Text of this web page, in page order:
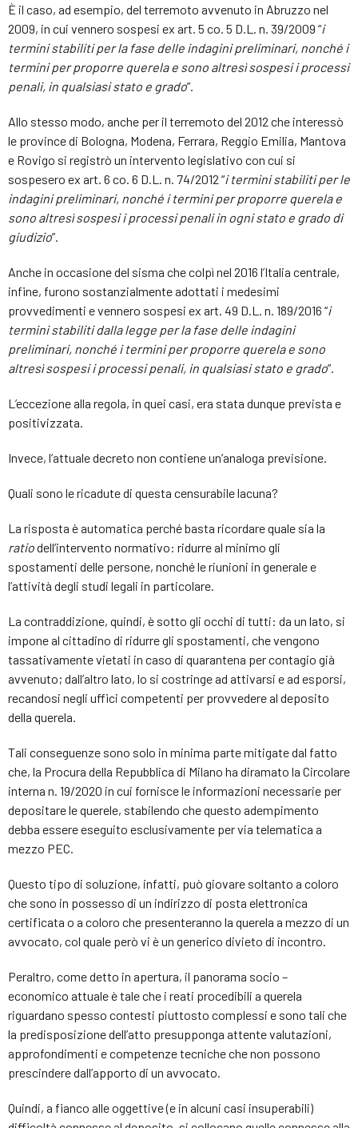
È il caso, ad esempio, del terremoto avvenuto in Abruzzo nel
2009, in cui vennero sospesi ex art. 5 co. 5 D.L. n. 39/2009 “i
termini stabiliti per la fase delle indagini preliminari, nonché i
termini per proporre querela e sono altresì sospesi i processi
penali, in qualsiasi stato e grado”.
Allo stesso modo, anche per il terremoto del 2012 che interessò
le province di Bologna, Modena, Ferrara, Reggio Emilia, Mantova
e Rovigo si registrò un intervento legislativo con cui si
sospesero ex art. 6 co. 6 D.L. n. 74/2012 “i termini stabiliti per le
indagini preliminari, nonché i termini per proporre querela e
sono altresì sospesi i processi penali in ogni stato e grado di
giudizio”.
Anche in occasione del sisma che colpì nel 2016 l’Italia centrale,
infine, furono sostanzialmente adottati i medesimi
provvedimenti e vennero sospesi ex art. 49 D.L. n. 189/2016 “i
termini stabiliti dalla legge per la fase delle indagini
preliminari, nonché i termini per proporre querela e sono
altresì sospesi i processi penali, in qualsiasi stato e grado”.
L’eccezione alla regola, in quei casi, era stata dunque prevista e
positivizzata.
Invece, l’attuale decreto non contiene un’analoga previsione.
Quali sono le ricadute di questa censurabile lacuna?
La risposta è automatica perché basta ricordare quale sia la
ratiodell’intervento normativo: ridurre al minimo gli
spostamenti delle persone, nonché le riunioni in generale e
l’attività degli studi legali in particolare.
La contraddizione, quindi, è sotto gli occhi di tutti: da un lato, si
impone al cittadino di ridurre gli spostamenti, che vengono
tassativamente vietati in caso di quarantena per contagio già
avvenuto; dall’altro lato, lo si costringe ad attivarsi e ad esporsi,
recandosi negli uffici competenti per provvedere al deposito
della querela.
Tali conseguenze sono solo in minima parte mitigate dal fatto
che, la Procura della Repubblica di Milano ha diramato la Circolare
interna n. 19/2020 in cui fornisce le informazioni necessarie per
depositare le querele, stabilendo che questo adempimento
debba essere eseguito esclusivamente per via telematica a
mezzo PEC.
Questo tipo di soluzione, infatti, può giovare soltanto a coloro
che sono in possesso di un indirizzo di posta elettronica
certificata o a coloro che presenteranno la querela a mezzo di un
avvocato, col quale però vi è un generico divieto di incontro.
Peraltro, come detto in apertura, il panorama socio –
economico attuale è tale che i reati procedibili a querela
riguardano spesso contesti piuttosto complessi e sono tali che
la predisposizione dell’atto presupponga attente valutazioni,
approfondimenti e competenze tecniche che non possono
prescindere dall’apporto di un avvocato.
Quindi, a fianco alle oggettive (e in alcuni casi insuperabili)